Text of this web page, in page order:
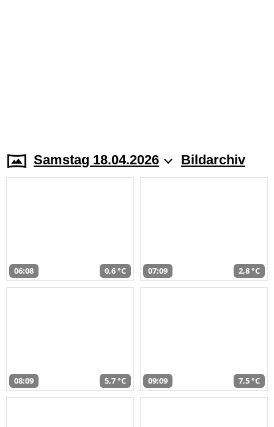
Samstag 18.04.2026 Bildarchiv
06:08 0,6 °C 07:09 2,8 °C
08:09 5,7 °C 09:09 7,5 °C